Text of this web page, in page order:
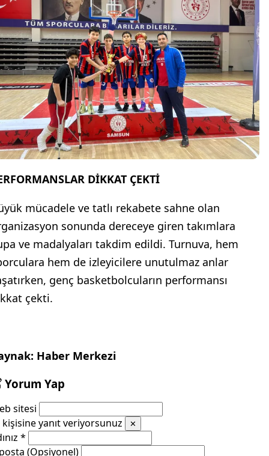
DİKKAT ÇEKTİ
mücadele ve tatlı rekabete sahne olan
sonunda dereceye giren takımlara
ve madalyaları takdim edildi. Turnuva, hem
hem de izleyicilere unutulmaz anlar
genç basketbolcuların performansı
çekti.
Haber Merkezi
Yorum Yap
sitesi
kişisine yanıt veriyorsunuz
✕
*
(Opsiyonel)